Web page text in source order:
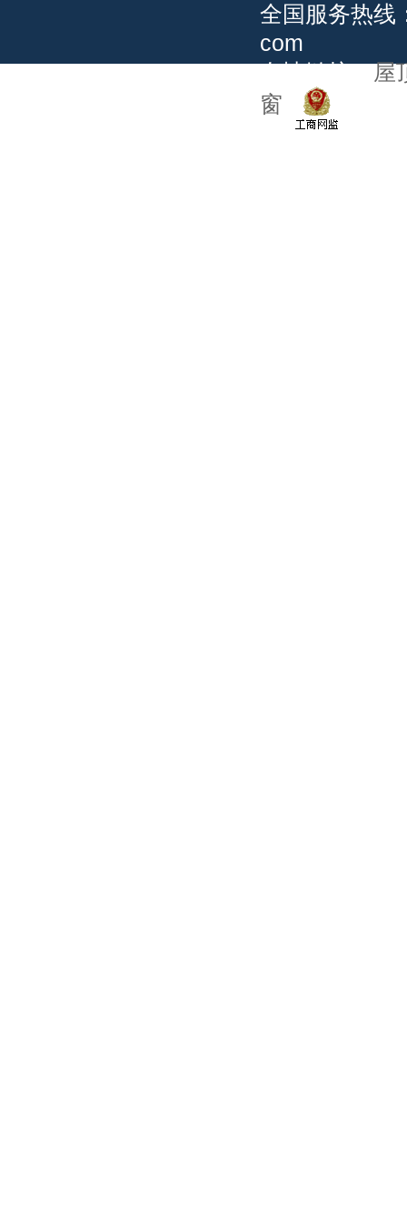
全国服务热
com
友情链接：屋
窗